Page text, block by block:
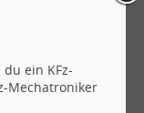
ein KFz-
Mechatroniker